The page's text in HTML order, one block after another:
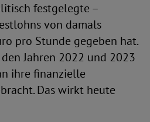
festgelegte –
von damals
pro Stunde gegeben hat.
Jahren 2022 und 2023
ihre finanzielle
Das wirkt heute